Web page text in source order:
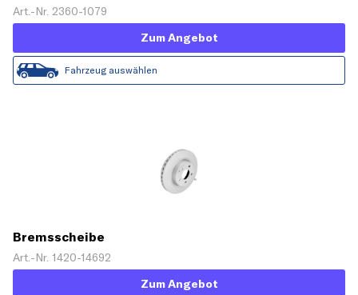
Art.-Nr. 2360-1079
Zum Angebot
Fahrzeug auswählen
Bremsscheibe
Art.-Nr. 1420-14692
Zum Angebot